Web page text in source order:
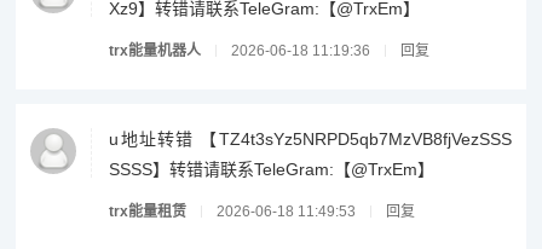
Xz9】转错请联系TeleGram:【@TrxEm】
trx能量机器人 2026-06-18 11:19:36 回复
u地址转错 【TZ4t3sYz5NRPD5qb7MzVB8fjVezSSS
SSSS】转错请联系TeleGram:【@TrxEm】
trx能量租赁 2026-06-18 11:49:53 回复